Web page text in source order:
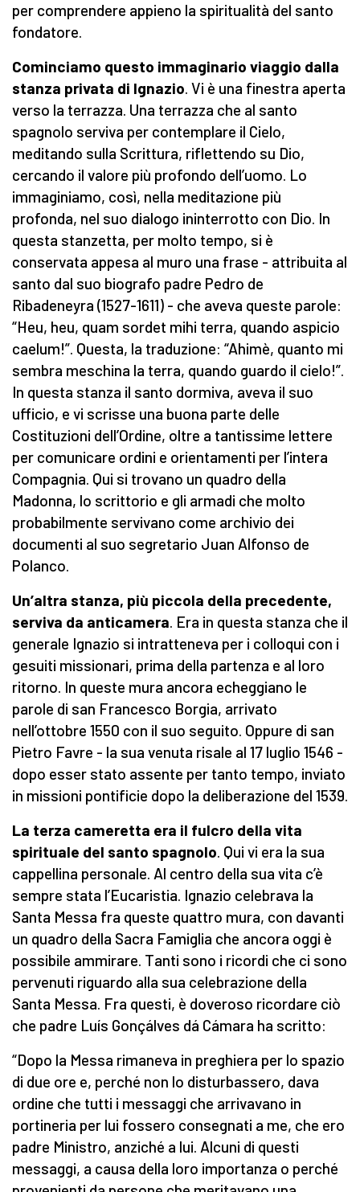
per comprendere appieno la spiritualità del santo
fondatore.
Cominciamo questo immaginario viaggio dalla
stanza privata di Ignazio. Vi è una finestra aperta
verso la terrazza. Una terrazza che al santo
spagnolo serviva per contemplare il Cielo,
meditando sulla Scrittura, riflettendo su Dio,
cercando il valore più profondo dell’uomo. Lo
immaginiamo, così, nella meditazione più
profonda, nel suo dialogo ininterrotto con Dio. In
questa stanzetta, per molto tempo, si è
conservata appesa al muro una frase - attribuita al
santo dal suo biografo padre Pedro de
Ribadeneyra (1527-1611) - che aveva queste parole:
“Heu, heu, quam sordet mihi terra, quando aspicio
caelum!”. Questa, la traduzione: “Ahimè, quanto mi
sembra meschina la terra, quando guardo il cielo!”.
In questa stanza il santo dormiva, aveva il suo
ufficio, e vi scrisse una buona parte delle
Costituzioni dell’Ordine, oltre a tantissime lettere
per comunicare ordini e orientamenti per l’intera
Compagnia. Qui si trovano un quadro della
Madonna, lo scrittorio e gli armadi che molto
probabilmente servivano come archivio dei
documenti al suo segretario Juan Alfonso de
Polanco.
Un’altra stanza, più piccola della precedente,
serviva da anticamera. Era in questa stanza che il
generale Ignazio si intratteneva per i colloqui con i
gesuiti missionari, prima della partenza e al loro
ritorno. In queste mura ancora echeggiano le
parole di san Francesco Borgia, arrivato
nell’ottobre 1550 con il suo seguito. Oppure di san
Pietro Favre - la sua venuta risale al 17 luglio 1546 -
dopo esser stato assente per tanto tempo, inviato
in missioni pontificie dopo la deliberazione del 1539.
La terza cameretta era il fulcro della vita
spirituale del santo spagnolo. Qui vi era la sua
cappellina personale. Al centro della sua vita c’è
sempre stata l’Eucaristia. Ignazio celebrava la
Santa Messa fra queste quattro mura, con davanti
un quadro della Sacra Famiglia che ancora oggi è
possibile ammirare. Tanti sono i ricordi che ci sono
pervenuti riguardo alla sua celebrazione della
Santa Messa. Fra questi, è doveroso ricordare ciò
che padre Luís Gonçálves dá Cámara ha scritto:
“Dopo la Messa rimaneva in preghiera per lo spazio
di due ore e, perché non lo disturbassero, dava
ordine che tutti i messaggi che arrivavano in
portineria per lui fossero consegnati a me, che ero
padre Ministro, anziché a lui. Alcuni di questi
messaggi, a causa della loro importanza o perché